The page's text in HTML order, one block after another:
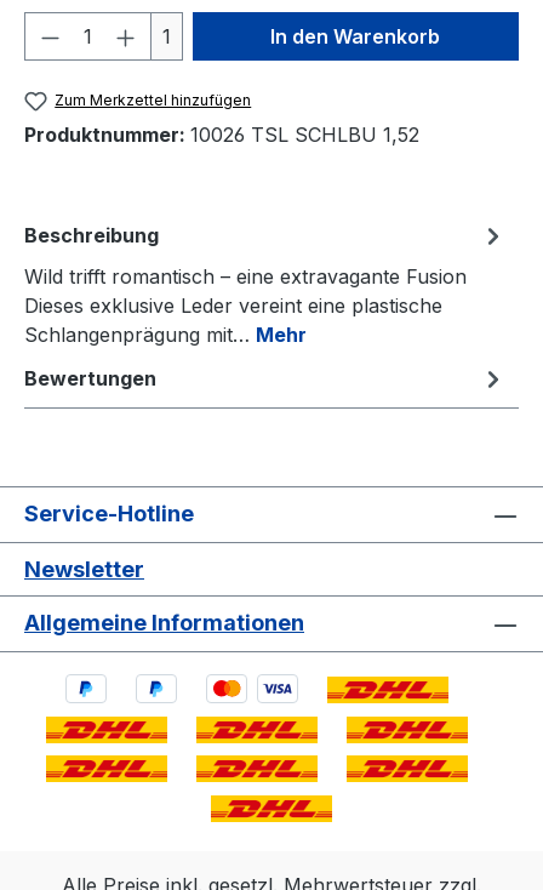
Produkt Anzahl: Gib den
1 In den Warenkorb
Zum Merkzettel hinzufügen
Produktnummer: 10026 TSL SCHLBU 1,52
Beschreibung
Wild trifft romantisch – eine extravagante Fusion
Dieses exklusive Leder vereint eine plastische
Schlangenprägung mit… Mehr
Bewertungen
Service-Hotline
Newsletter
Allgemeine Informationen
Alle Preise inkl. gesetzl. Mehrwertsteuer zzgl.